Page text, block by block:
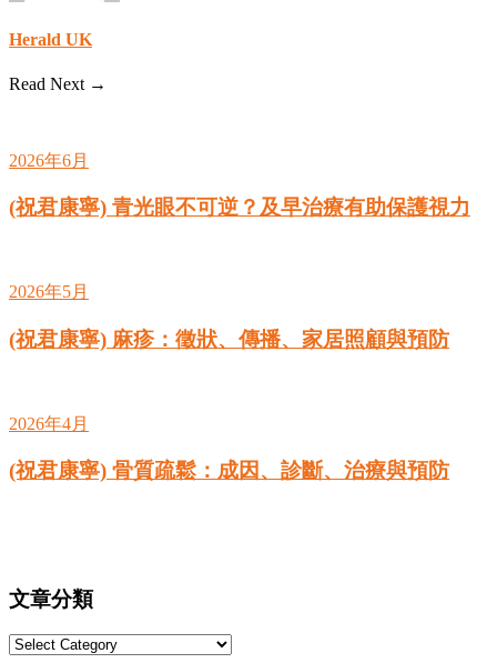
Herald UK
Read Next →
2026年6月
(祝君康寧) 青光眼不可逆？及早治療有助保護視力
2026年5月
(祝君康寧) 麻疹：徵狀、傳播、家居照顧與預防
2026年4月
(祝君康寧) 骨質疏鬆：成因、診斷、治療與預防
文章分類
文